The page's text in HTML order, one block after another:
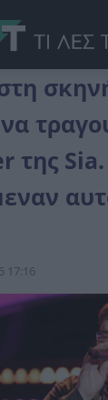
της Sia.
17:16